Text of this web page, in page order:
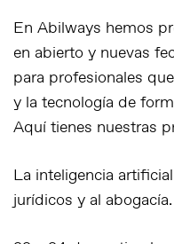
En Abilways hemos
en abierto y nuevas
para profesionales
y la tecnología de
Aquí tienes nuestras
La inteligencia
jurídicos y al abogacía.